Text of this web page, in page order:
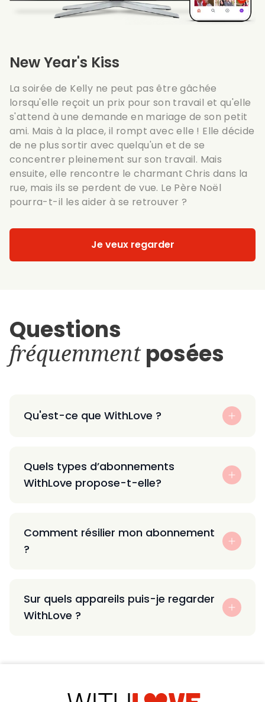
New Year's Kiss
La soirée de Kelly ne peut pas être gâchée
lorsqu'elle reçoit un prix pour son travail et qu'elle
s'attend à une demande en mariage de son petit
ami. Mais à la place, il rompt avec elle ! Elle décide
de ne plus sortir avec quelqu'un et de se
concentrer pleinement sur son travail. Mais
ensuite, elle rencontre le charmant Chris dans la
rue, mais ils se perdent de vue. Le Père Noël
pourra-t-il les aider à se retrouver ?
Je veux regarder
Questions
fréquemmentposées
Qu'est-ce que WithLove ?
Quels types d’abonnements
WithLove propose-t-elle?
Comment résilier mon abonnement
?
Sur quels appareils puis-je regarder
WithLove ?